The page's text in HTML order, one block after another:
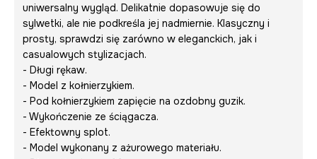
uniwersalny wygląd. Delikatnie dopasowuje się do
sylwetki, ale nie podkreśla jej nadmiernie. Klasyczny i
prosty, sprawdzi się zarówno w eleganckich, jak i
casualowych stylizacjach.
- Długi rękaw.
- Model z kołnierzykiem.
- Pod kołnierzykiem zapięcie na ozdobny guzik.
- Wykończenie ze ściągacza.
- Efektowny splot.
- Model wykonany z ażurowego materiału.